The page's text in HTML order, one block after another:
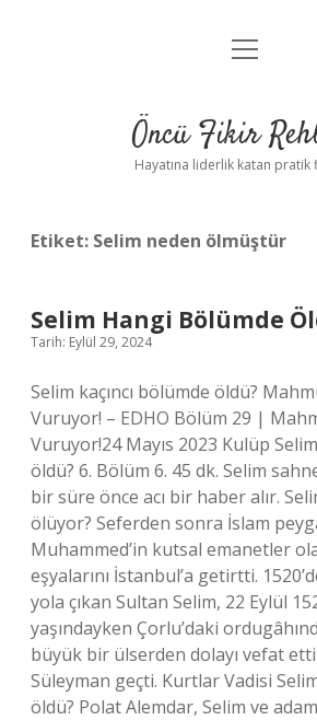
Anasayfa
Yasal Uyarı
menüyü
Öncü Fikir
Hayatına liderlik katan pratik
Etiket: Selim neden ölmüştür
Selim Hangi Bölümde
Tarih: Eylül 29, 2024
Selim kaçıncı bölümde öldü?
Vuruyor! – EDHO Bölüm 29 |
Vuruyor!24 Mayıs 2023 Kulüp
öldü? 6. Bölüm 6. 45 dk. Selim
bir süre önce acı bir haber alır.
ölüyor? Seferden sonra İslam
Muhammed’in kutsal emanetler
eşyalarını İstanbul’a getirtti.
yola çıkan Sultan Selim, 22 Eylül
yaşındayken Çorlu’daki
büyük bir ülserden dolayı vefat
Süleyman geçti. Kurtlar Vadisi
öldü? Polat Alemdar, Selim ve